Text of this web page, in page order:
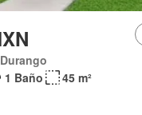
1 Baño
45 m²